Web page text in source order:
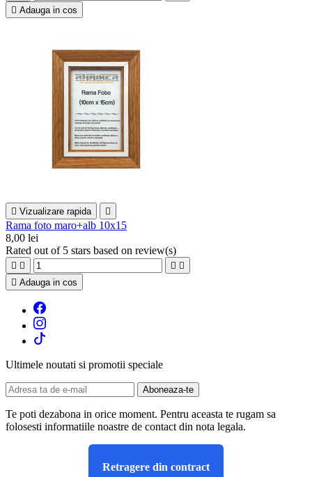
 Adauga in cos
 Vizualizare rapida 
Rama foto maro+alb 10x15
8,00 lei
Rated out of 5 stars based on review(s)
   
 Adauga in cos
Ultimele noutati si promotii speciale
Te poti dezabona in orice moment. Pentru aceasta te rugam sa
folosesti informatiile noastre de contact din nota legala.
Retragere din contract